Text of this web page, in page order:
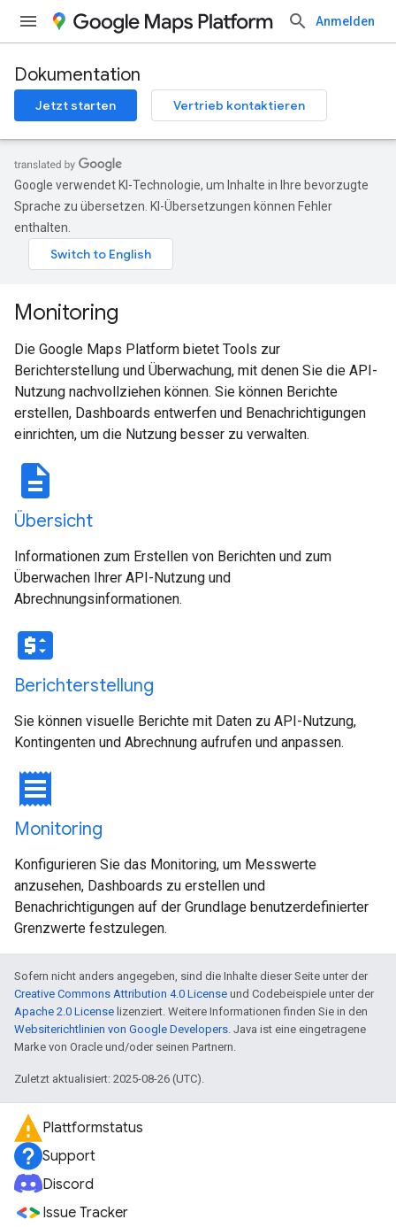
Anmelden
Dokumentation
Jetzt starten Vertrieb kontaktieren
Google verwendet KI-Technologie, um Inhalte in Ihre bevorzugte
Sprache zu übersetzen. KI-Übersetzungen können Fehler
enthalten.
Monitoring
Die Google Maps Platform bietet Tools zur
Berichterstellung und Überwachung, mit denen Sie die API-
Nutzung nachvollziehen können. Sie können Berichte
erstellen, Dashboards entwerfen und Benachrichtigungen
einrichten, um die Nutzung besser zu verwalten.
description
Übersicht
Informationen zum Erstellen von Berichten und zum
Überwachen Ihrer API-Nutzung und
Abrechnungsinformationen.
price_change
Berichterstellung
Sie können visuelle Berichte mit Daten zu API-Nutzung,
Kontingenten und Abrechnung aufrufen und anpassen.
receipt
Monitoring
Konfigurieren Sie das Monitoring, um Messwerte
anzusehen, Dashboards zu erstellen und
Benachrichtigungen auf der Grundlage benutzerdefinierter
Grenzwerte festzulegen.
Sofern nicht anders angegeben, sind die Inhalte dieser Seite unter der
Creative Commons Attribution 4.0 License und Codebeispiele unter der
Apache 2.0 License lizenziert. Weitere Informationen finden Sie in den
Websiterichtlinien von Google Developers. Java ist eine eingetragene
Marke von Oracle und/oder seinen Partnern.
Zuletzt aktualisiert: 2025-08-26 (UTC).
Plattformstatus
Support
Discord
Issue Tracker